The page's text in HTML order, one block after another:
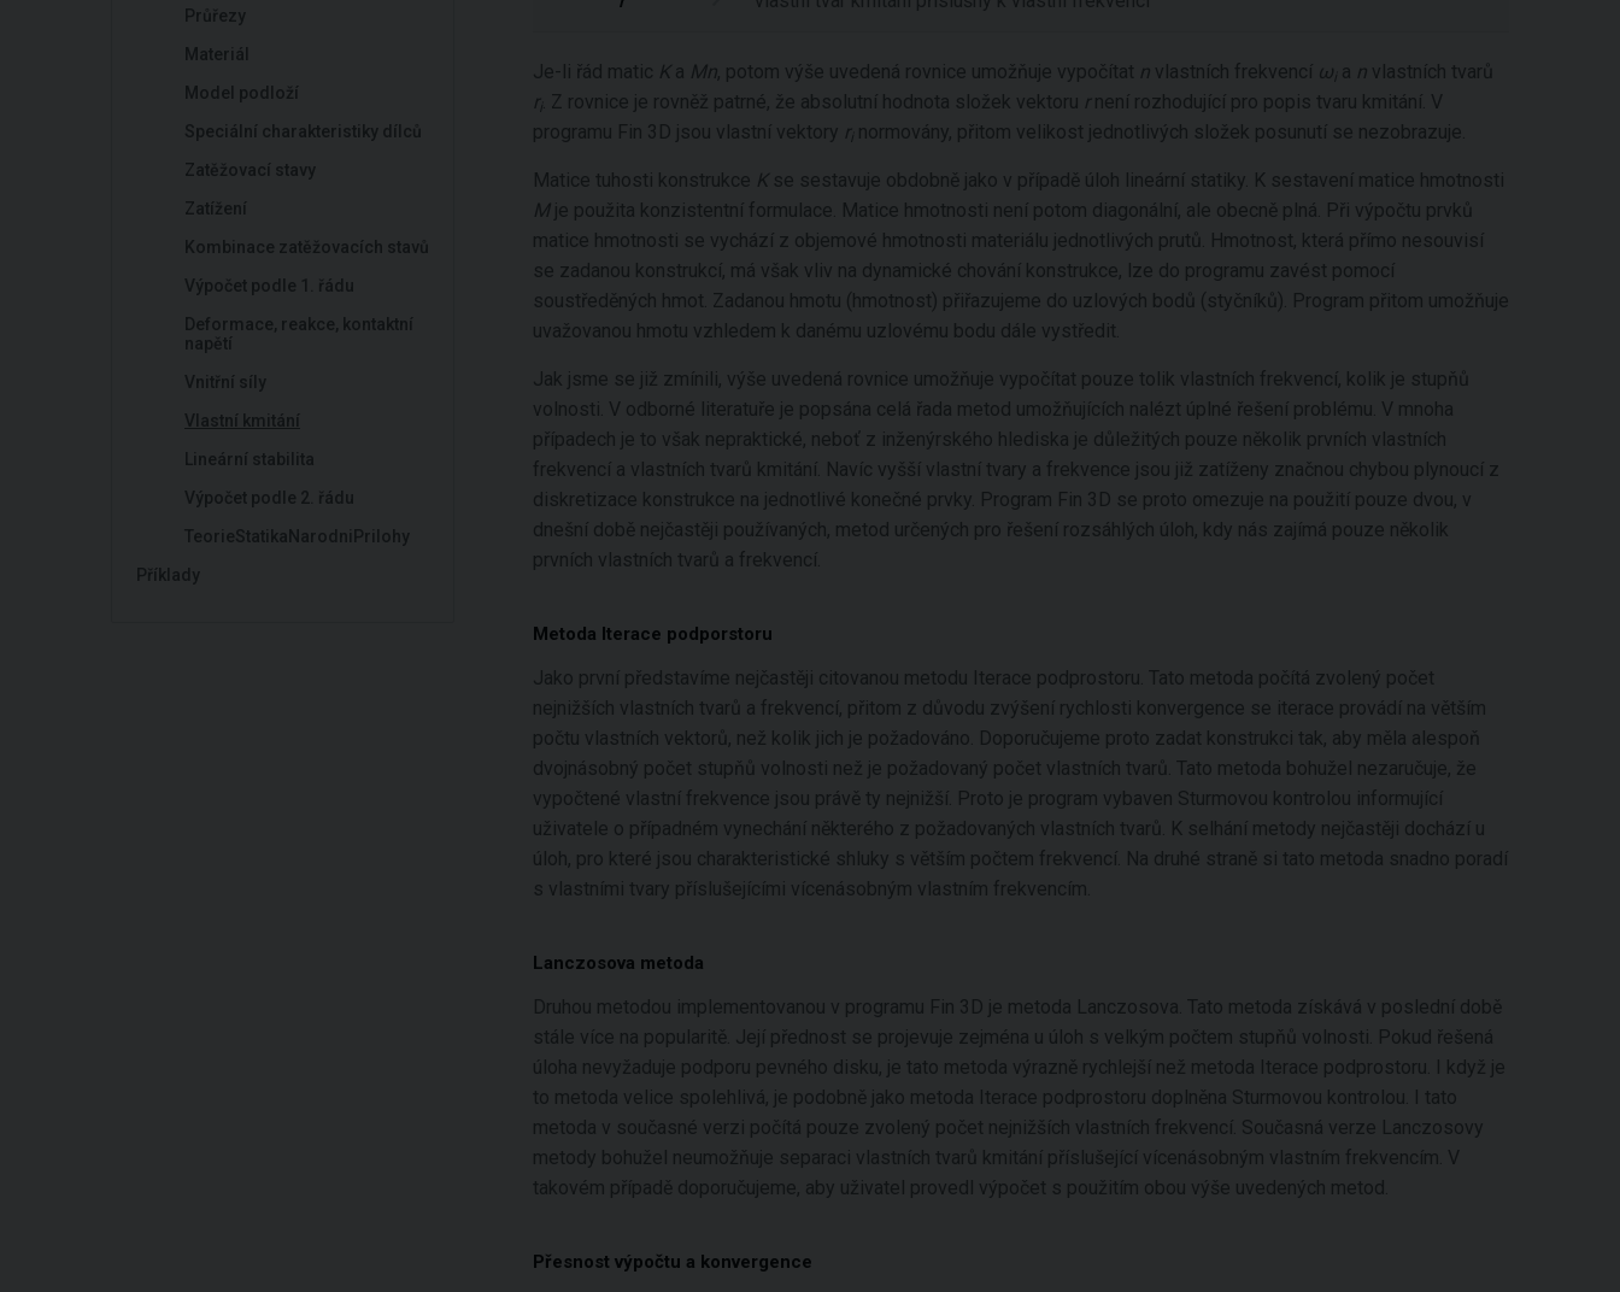
Průřezy
Materiál
Model podloží
Speciální charakteristiky dílců
Zatěžovací stavy
Zatížení
Kombinace zatěžovacích stavů
Výpočet podle 1. řádu
Deformace, reakce, kontaktní
napětí
Vnitřní síly
Vlastní kmitání
Lineární stabilita
Výpočet podle 2. řádu
TeorieStatikaNarodniPrilohy
Příklady
Je-li řád matic Ka Mn, potom výše uvedená rovnice umožňuje vypočítat n vlastních frekvencí ωi a n vlastních tvarů
r i . Z rovnice je rovněž patrné, že absolutní hodnota složek vektoru r není rozhodující pro popis tvaru kmitání. V
programu Fin 3D jsou vlastní vektory r i normovány, přitom velikost jednotlivých složek posunutí se nezobrazuje.
Matice tuhosti konstrukce Kse sestavuje obdobně jako v případě úloh lineární statiky. K sestavení matice hmotnosti
Mje použita konzistentní formulace. Matice hmotnosti není potom diagonální, ale obecně plná. Při výpočtu prvků
matice hmotnosti se vychází z objemové hmotnosti materiálu jednotlivých prutů. Hmotnost, která přímo nesouvisí
se zadanou konstrukcí, má však vliv na dynamické chování konstrukce, lze do programu zavést pomocí
soustředěných hmot. Zadanou hmotu (hmotnost) přiřazujeme do uzlových bodů (styčníků). Program přitom umožňuje
uvažovanou hmotu vzhledem k danému uzlovému bodu dále vystředit.
Jak jsme se již zmínili, výše uvedená rovnice umožňuje vypočítat pouze tolik vlastních frekvencí, kolik je stupňů
volnosti. V odborné literatuře je popsána celá řada metod umožňujících nalézt úplné řešení problému. V mnoha
případech je to však nepraktické, neboť z inženýrského hlediska je důležitých pouze několik prvních vlastních
frekvencí a vlastních tvarů kmitání. Navíc vyšší vlastní tvary a frekvence jsou již zatíženy značnou chybou plynoucí z
diskretizace konstrukce na jednotlivé konečné prvky. Program Fin 3D se proto omezuje na použití pouze dvou, v
dnešní době nejčastěji používaných, metod určených pro řešení rozsáhlých úloh, kdy nás zajímá pouze několik
prvních vlastních tvarů a frekvencí.
Metoda Iterace podporstoru
Jako první představíme nejčastěji citovanou metodu Iterace podprostoru. Tato metoda počítá zvolený počet
nejnižších vlastních tvarů a frekvencí, přitom z důvodu zvýšení rychlosti konvergence se iterace provádí na větším
počtu vlastních vektorů, než kolik jich je požadováno. Doporučujeme proto zadat konstrukci tak, aby měla alespoň
dvojnásobný počet stupňů volnosti než je požadovaný počet vlastních tvarů. Tato metoda bohužel nezaručuje, že
vypočtené vlastní frekvence jsou právě ty nejnižší. Proto je program vybaven Sturmovou kontrolou informující
uživatele o případném vynechání některého z požadovaných vlastních tvarů. K selhání metody nejčastěji dochází u
úloh, pro které jsou charakteristické shluky s větším počtem frekvencí. Na druhé straně si tato metoda snadno poradí
s vlastními tvary příslušejícími vícenásobným vlastním frekvencím.
Lanczosova metoda
Druhou metodou implementovanou v programu Fin 3D je metoda Lanczosova. Tato metoda získává v poslední době
stále více na popularitě. Její přednost se projevuje zejména u úloh s velkým počtem stupňů volnosti. Pokud řešená
úloha nevyžaduje podporu pevného disku, je tato metoda výrazně rychlejší než metoda Iterace podprostoru. I když je
to metoda velice spolehlivá, je podobně jako metoda Iterace podprostoru doplněna Sturmovou kontrolou. I tato
metoda v současné verzi počítá pouze zvolený počet nejnižších vlastních frekvencí. Současná verze Lanczosovy
metody bohužel neumožňuje separaci vlastních tvarů kmitání příslušející vícenásobným vlastním frekvencím. V
takovém případě doporučujeme, aby uživatel provedl výpočet s použitím obou výše uvedených metod.
Přesnost výpočtu a konvergence